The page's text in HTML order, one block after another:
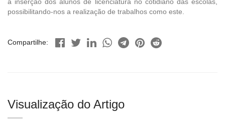
possibilitando-nos a realização de trabalhos como este.
Compartilhe:
Visualização do Artigo